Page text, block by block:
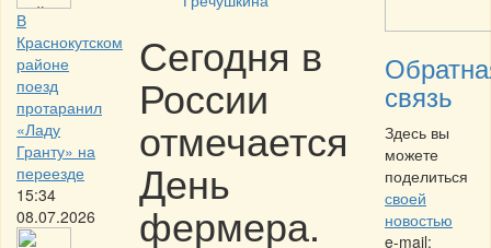
В
Краснокутском
районе
поезд
протаранил
«Ладу
Гранту» на
переезде
15:34
08.07.2026
Сегодня в
России
отмечается
День
фермера.
связь
Здесь вы
можете
поделиться
своей
новостью
e-mail: